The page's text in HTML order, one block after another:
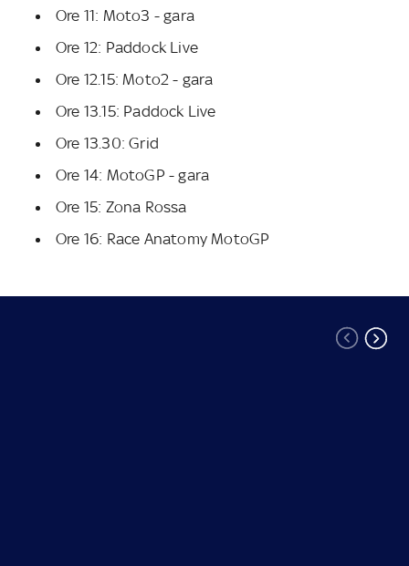
Ore 11: Moto3 - gara
Ore 12: Paddock Live
Ore 12.15: Moto2 - gara
Ore 13.15: Paddock Live
Ore 13.30: Grid
Ore 14: MotoGP - gara
Ore 15: Zona Rossa
Ore 16: Race Anatomy MotoGP